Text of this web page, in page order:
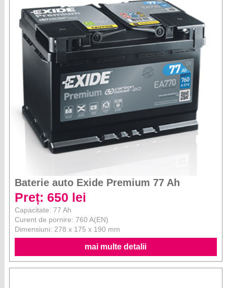
Baterie auto Exide Premium 77 Ah
Preț: 650 lei
Capacitate: 77 Ah
Curent de pornire: 760 A(EN)
Dimensiuni: 278 x 175 x 190 mm
mai multe detalii